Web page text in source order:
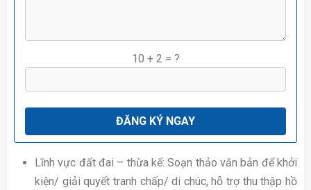
10 + 2 = ?
Lĩnh vực đất đai – thừa kế: Soạn thảo văn bản để khởi
kiện/ giải quyết tranh chấp/ di chúc, hỗ trợ thu thập hồ